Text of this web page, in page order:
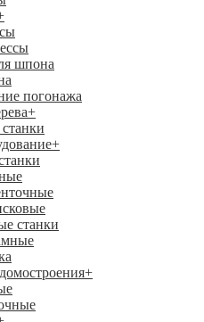
шпона
погонажа
+
+
станки
+